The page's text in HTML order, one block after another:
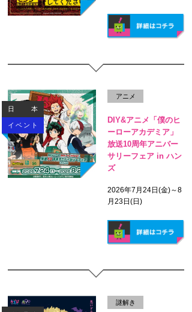
日本
イベント
アニメ
DIY&アニメ「僕のヒ
ーローアカデミア」
放送10周年アニバー
サリーフェア in ハン
ズ
2026年7月24日(金)～8
月23日(日)
謎解き